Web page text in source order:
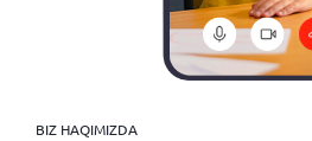
BIZ HAQIMIZDA